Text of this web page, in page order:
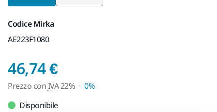
Codice Mirka
AE223F1080
46,74 €Prezzo con IVA 22%
Prezzo conIVA22%
0%
Disponibile